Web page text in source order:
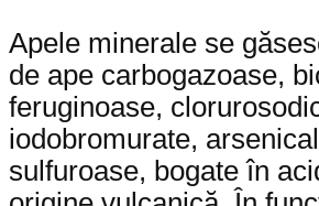
Apele minerale se
de ape carbogazoase,
feruginoase,
iodobromurate,
sulfuroase, bogate în